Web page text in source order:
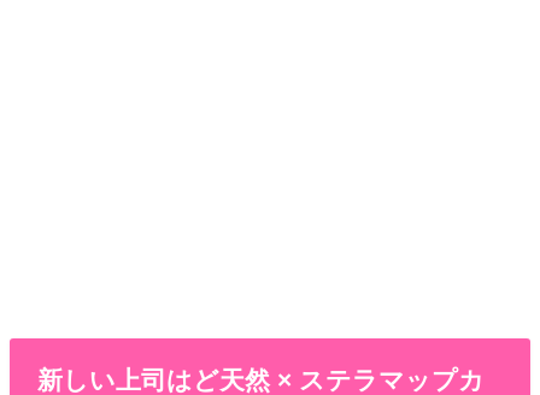
新しい上司はど天然 × ステラマップカ